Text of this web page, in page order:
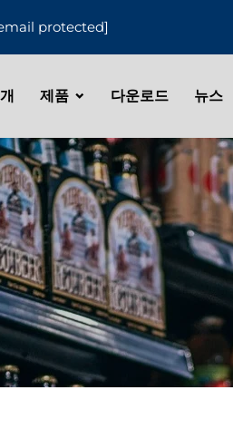
protected]
제품 다운로드 뉴스